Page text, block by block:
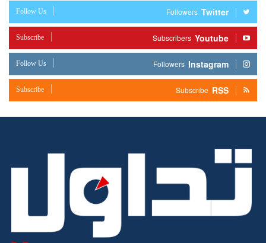
Twitter
Followers
Follow Us
Youtube
Subscribers
Subscribe
Instagram
Followers
Follow Us
RSS
Subscribe
Subscribe